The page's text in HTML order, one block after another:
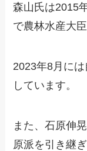
森山氏は2015
で農林水産大
2023年8月に
しています。
また、石原伸
原派を引き継